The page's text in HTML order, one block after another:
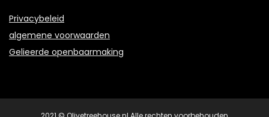
Privacybeleid
algemene voorwaarden
Gelieerde openbaarmaking